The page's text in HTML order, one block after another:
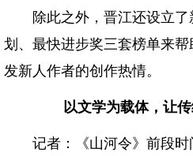
除此之外，晋江还设立了
划、最快进步奖三套榜单来
发新人作者的创作热情。
以文学为载体，让传
记者：《山河令》前段时